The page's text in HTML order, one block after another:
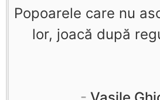
Popoarele care nu
lor, joacă după